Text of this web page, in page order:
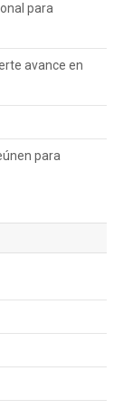
para
avance en
para